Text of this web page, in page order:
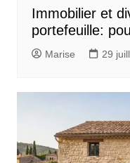
l
Immobilier et
portefeuille:
Marise 29